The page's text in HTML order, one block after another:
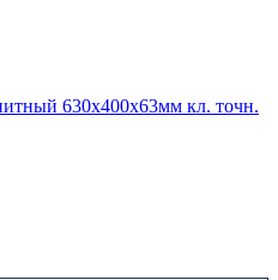
630х400х63мм кл. точн.